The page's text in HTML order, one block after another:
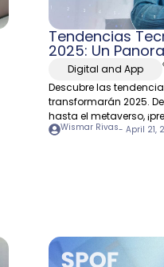
Tendencias
2025: Un
Digital and App
Descubre las
transformarán 2025.
hasta el metaverso,
Wismar Rivas- April 21,